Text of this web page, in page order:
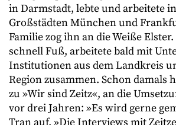
in Darmstadt, lebte und arbeitete
Großstädten München und
Familie zog ihn an die Weiße
schnell Fuß, arbeitete bald mit
Institutionen aus dem Landkreis
Region zusammen. Schon damals
zu »Wir sind Zeitz«, an die
vor drei Jahren: »Es wird gerne